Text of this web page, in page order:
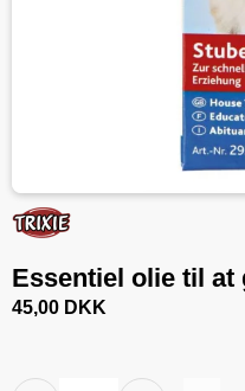
Essentiel olie til at
45,00 DKK